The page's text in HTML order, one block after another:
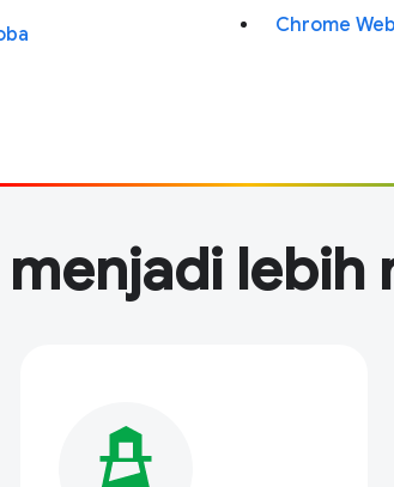
Chrome
lebih